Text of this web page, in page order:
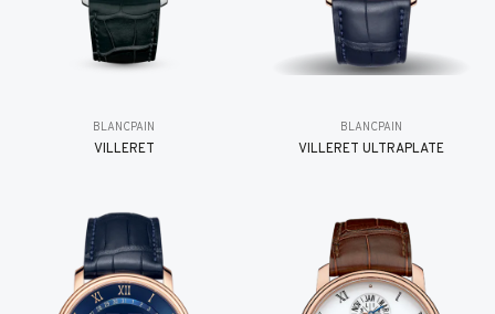
BLANCPAIN
VILLERET
BLANCPAIN
VILLERET ULTRAPLATE